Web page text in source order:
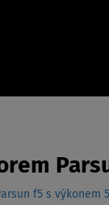
f5 s výkonem